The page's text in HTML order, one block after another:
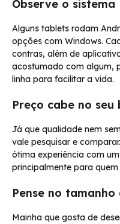
Observe o sistema
Alguns tablets rodam
opções com Windows.
contras, além de
acostumado com algum,
linha para facilitar a vida.
Preço cabe no seu
Já que qualidade nem
vale pesquisar e
ótima experiência com
principalmente para
Pense no
Mainha que gosta de